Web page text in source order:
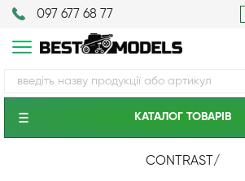
097 677 68 77
КАТАЛОГ ТОВАРIВ
CONTRAST /